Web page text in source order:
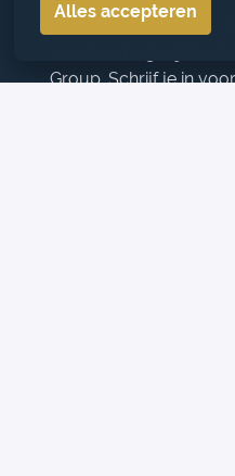
Alles accepteren
Blijf als eerste op
Group. Schrijf je in